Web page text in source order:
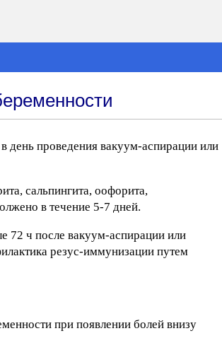
день проведения вакуум-аспирации или
сальпингита, оофорита,
в течение 5-7 дней.
72 ч после вакуум-аспирации или
резус-иммунизации путем
при появлении болей внизу